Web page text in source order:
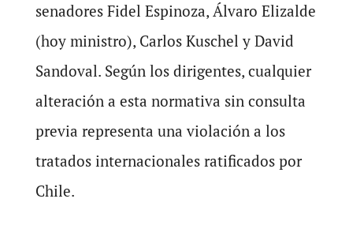
senadores Fidel Espinoza, Álvaro Elizalde
(hoy ministro), Carlos Kuschel y David
Sandoval. Según los dirigentes, cualquier
alteración a esta normativa sin consulta
previa representa una violación a los
tratados internacionales ratificados por
Chile.